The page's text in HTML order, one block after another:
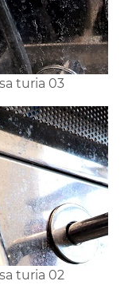
turia 03
turia 02